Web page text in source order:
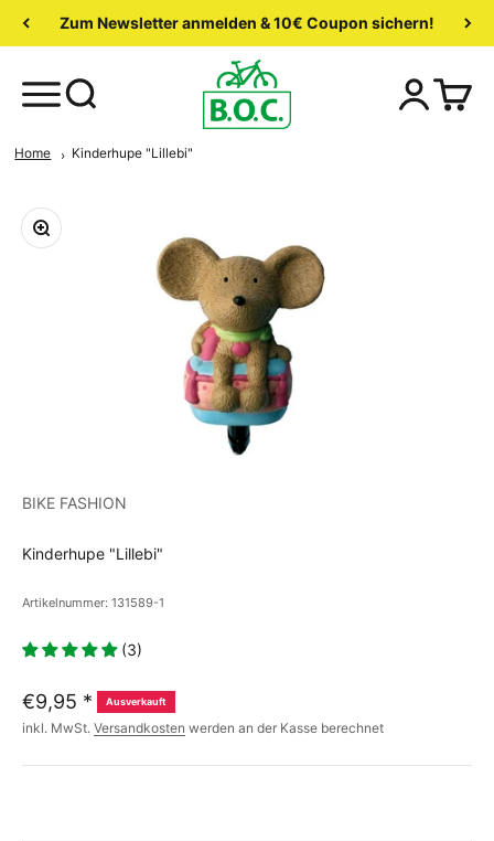
Zum Newsletter anmelden & 10€ Coupon sichern!
Home Kinderhupe "Lillebi"
BIKE FASHION
Kinderhupe "Lillebi"
Artikelnummer: 131589-1
(3)
€9,95 * Ausverkauft
inkl. MwSt. Versandkosten werden an der Kasse berechnet